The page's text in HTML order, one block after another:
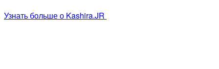
Узнать больше о Kashira.JR